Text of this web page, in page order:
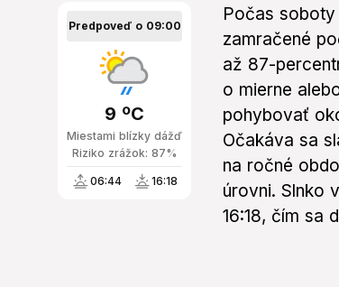
Predpoveď o 09:00
Miestami blízky dážď
9 ºC
Riziko zrážok: 87%
06:44 16:18
Počas
zamračené
až 87-
o mierne
pohybovať
Očakáva sa
na ročné
úrovni. Slnko
16:18, čím sa